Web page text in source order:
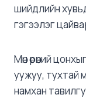
шийдлийн
гэгээлэг
Мөн өрөөний
уужуу, тухтай
намхан